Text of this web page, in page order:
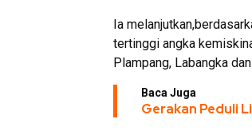
Ia
tertinggi angka
Plampang, Labangka
Baca Juga
Gerakan Peduli